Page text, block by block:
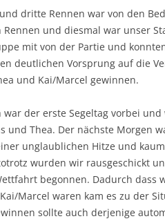
dritte Rennen war von den
Rennen und diesmal war unser
mit von der Partie und
deutlichen Vorsprung auf die
und Kai/Marcel gewinnen.
war der erste Segeltag vorbei
und Thea. Der nächste Morgen
unglaublichen Hitze und
wurden wir rausgeschickt
begonnen. Dadurch dass
Marcel waren kam es zu der
sollte auch derjenige